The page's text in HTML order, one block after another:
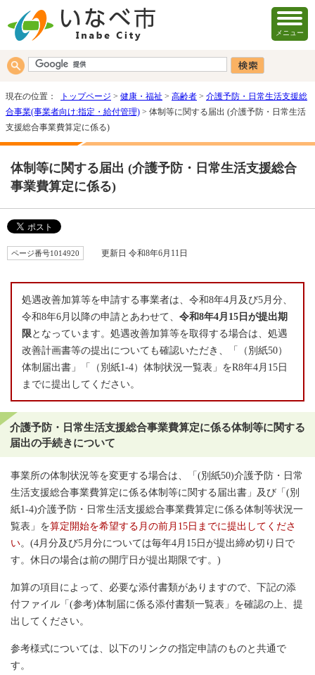
メニュー
現在の位置： トップページ > 健康・福祉 > 高齢者 > 介護予防・日常生活支援総
合事業(事業者向け:指定・給付管理) > 体制等に関する届出 (介護予防・日常生活
支援総合事業費算定に係る)
体制等に関する届出 (介護予防・日常生活支援総合
事業費算定に係る)
ページ番号1014920 更新日 令和8年6月11日
処遇改善加算等を申請する事業者は、令和8年4月及び5月分、
令和8年6月以降の申請とあわせて、 令和8年4月15日が提出期
限となっています。処遇改善加算等を取得する場合は、処遇
改善計画書等の提出についても確認いただき、「（別紙50）
体制届出書」「（別紙1-4）体制状況一覧表」をR8年4月15日
までに提出してください。
介護予防・日常生活支援総合事業費算定に係る体制等に関する
届出の手続きについて
事業所の体制状況等を変更する場合は、「(別紙50)介護予防・日常
生活支援総合事業費算定に係る体制等に関する届出書」及び「(別
紙1-4)介護予防・日常生活支援総合事業費算定に係る体制等状況一
覧表」を算定開始を希望する月の前月15日までに提出してくださ
い。(4月分及び5月分については毎年4月15日が提出締め切り日で
す。休日の場合は前の開庁日が提出期限です。)
加算の項目によって、必要な添付書類がありますので、下記の添
付ファイル「(参考)体制届に係る添付書類一覧表」を確認の上、提
出してください。
参考様式については、以下のリンクの指定申請のものと共通で
す。